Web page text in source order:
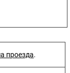
проезда.